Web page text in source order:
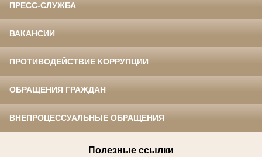
ПРЕСС-СЛУЖБА
ВАКАНСИИ
ПРОТИВОДЕЙСТВИЕ КОРРУПЦИИ
ОБРАЩЕНИЯ ГРАЖДАН
ВНЕПРОЦЕССУАЛЬНЫЕ ОБРАЩЕНИЯ
Полезные ссылки